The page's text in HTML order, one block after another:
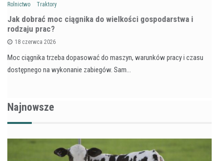
Rolnictwo Traktory
Jak dobrać moc ciągnika do wielkości gospodarstwa i
rodzaju prac?
18 czerwca 2026
Moc ciągnika trzeba dopasować do maszyn, warunków pracy i czasu
dostępnego na wykonanie zabiegów. Sam…
Najnowsze